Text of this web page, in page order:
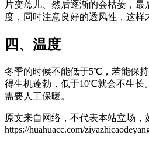
片变蔫儿、然后逐渐的会枯萎，
度，同时注意良好的透风性，这样
四、温度
冬季的时候不能低于5℃，若能保
得生机蓬勃，低于10℃就会不生长
需要人工保暖。
原文来自网络，不代表本站立场，
https://huahuacc.com/